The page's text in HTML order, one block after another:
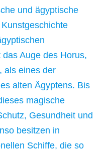
und ägyptische
Auge des Horus,
als eines der
alten Ägyptens. Bis
magische
Gesundheit und
besitzen in
Schiffe, die so